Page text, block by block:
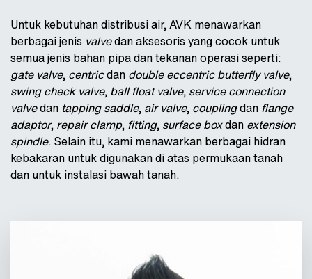
Untuk kebutuhan distribusi air, AVK menawarkan
berbagai jenis valvedan aksesoris yang cocok untuk
semua jenis bahan pipa dan tekanan operasi seperti:
gate valve, centricdan double eccentric butterfly valve,
swing check valve, ball float valve, service connection
valvedan tapping saddle, air valve, couplingdan flange
adaptor, repair clamp, fitting, surface boxdan extension
spindle. Selain itu, kami menawarkan berbagai hidran
kebakaran untuk digunakan di atas permukaan tanah
dan untuk instalasi bawah tanah.